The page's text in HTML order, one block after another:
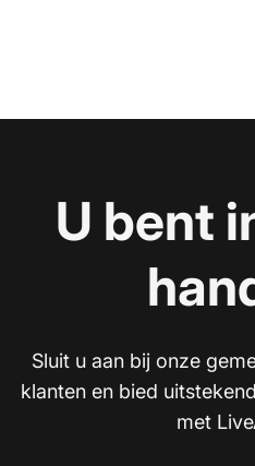
U bent
Sluit u aan bij onze
klanten en bied
met